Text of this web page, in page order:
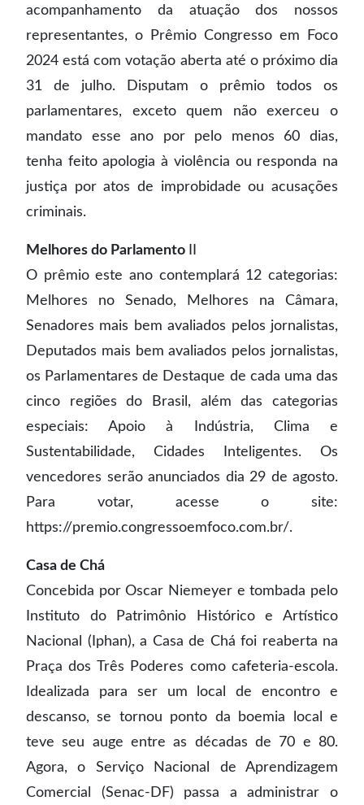
acompanhamento da atuação dos nossos
representantes, o Prêmio Congresso em Foco
2024 está com votação aberta até o próximo dia
31 de julho. Disputam o prêmio todos os
parlamentares, exceto quem não exerceu o
mandato esse ano por pelo menos 60 dias,
tenha feito apologia à violência ou responda na
justiça por atos de improbidade ou acusações
criminais.
Melhores do Parlamento
O prêmio este ano contemplará 12 categorias:
Melhores no Senado, Melhores na Câmara,
Senadores mais bem avaliados pelos jornalistas,
Deputados mais bem avaliados pelos jornalistas,
os Parlamentares de Destaque de cada uma das
cinco regiões do Brasil, além das categorias
especiais: Apoio à Indústria, Clima e
Sustentabilidade, Cidades Inteligentes. Os
vencedores serão anunciados dia 29 de agosto.
Para votar, acesse o site:
https://premio.congressoemfoco.com.br/.
Casa de Chá
Concebida por Oscar Niemeyer e tombada pelo
Instituto do Patrimônio Histórico e Artístico
Nacional (Iphan), a Casa de Chá foi reaberta na
Praça dos Três Poderes como cafeteria-escola.
Idealizada para ser um local de encontro e
descanso, se tornou ponto da boemia local e
teve seu auge entre as décadas de 70 e 80.
Agora, o Serviço Nacional de Aprendizagem
Comercial (Senac-DF) passa a administrar o